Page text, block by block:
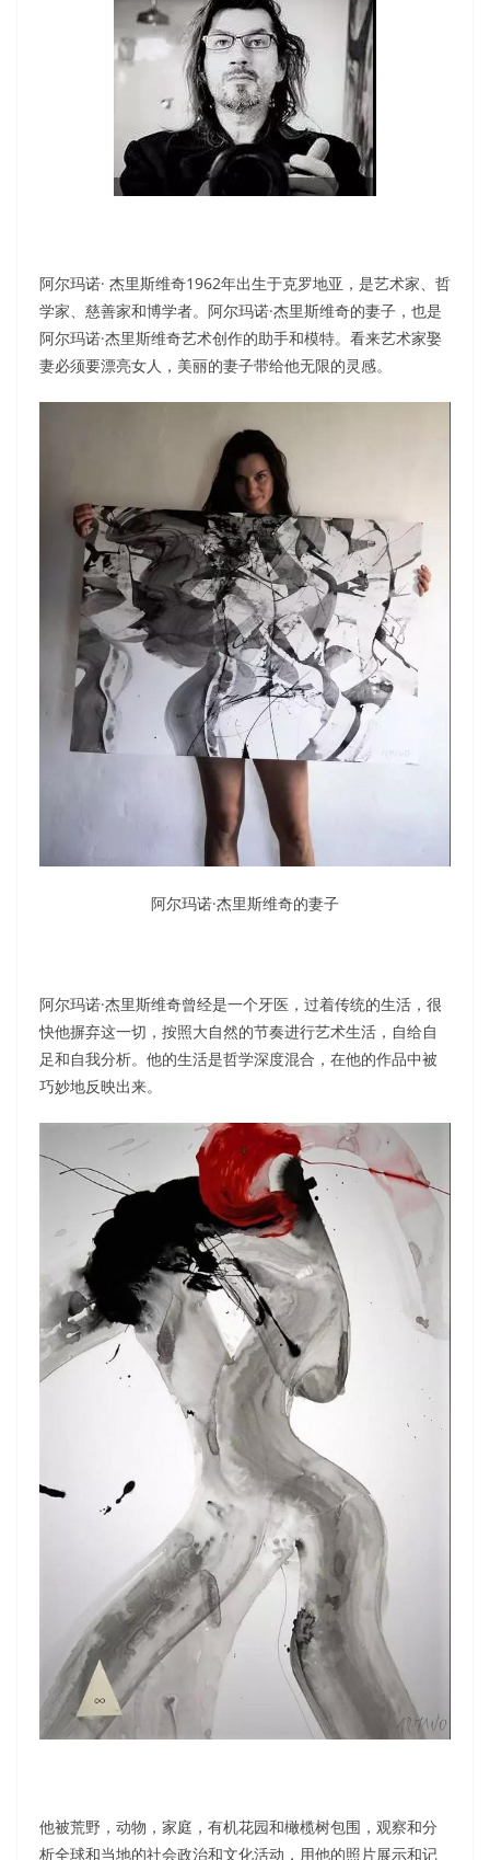
阿尔玛诺· 杰里斯维奇1962年出生于克罗地亚，是艺术家、哲
学家、慈善家和博学者。阿尔玛诺·杰里斯维奇的妻子，也是
阿尔玛诺·杰里斯维奇艺术创作的助手和模特。看来艺术家娶
妻必须要漂亮女人，美丽的妻子带给他无限的灵感。
阿尔玛诺·杰里斯维奇的妻子
阿尔玛诺·杰里斯维奇曾经是一个牙医，过着传统的生活，很
快他摒弃这一切，按照大自然的节奏进行艺术生活，自给自
足和自我分析。他的生活是哲学深度混合，在他的作品中被
巧妙地反映出来。
他被荒野，动物，家庭，有机花园和橄榄树包围，观察和分
析全球和当地的社会政治和文化活动，用他的照片展示和记